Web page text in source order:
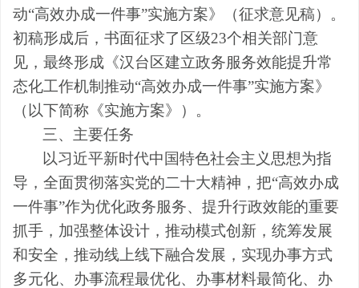
动“高效办成一件事”实施方案》（征求意见稿）。
初稿形成后，书面征求了区级23个相关部门意
见，最终形成《汉台区建立政务服务效能提升常
态化工作机制推动“高效办成一件事”实施方案》
（以下简称《实施方案》） 。
三、 主要任务
以习近平新时代中国特色社会主义思想为指
导，全面贯彻落实党的二十大精神，把“高效办成
一件事”作为优化政务服务、提升行政效能的重要
抓手，加强整体设计，推动模式创新，统筹发展
和安全，推动线上线下融合发展，实现办事方式
多元化、办事流程最优化、办事材料最简化、办